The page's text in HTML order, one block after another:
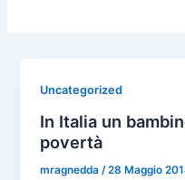
Uncategorized
In Italia un
povertà
mragnedda /28 Maggio